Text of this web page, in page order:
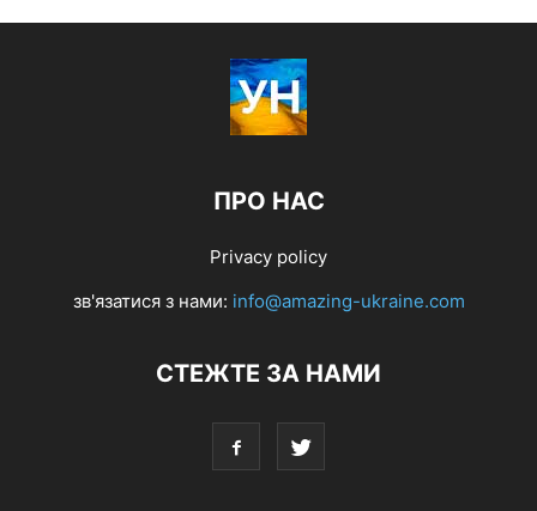
ПРО НАС
Privacy policy
зв'язатися з нами: info@amazing-ukraine.com
СТЕЖТЕ ЗА НАМИ